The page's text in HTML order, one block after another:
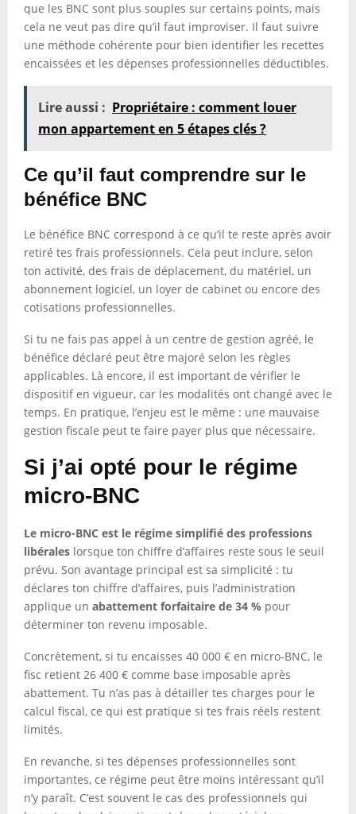
que les BNC sont plus souples sur certains points, mais
cela ne veut pas dire qu’il faut improviser. Il faut suivre
une méthode cohérente pour bien identifier les recettes
encaissées et les dépenses professionnelles déductibles.
Lire aussi : Propriétaire : comment louer
mon appartement en 5 étapes clés ?
Ce qu’il faut comprendre sur le
bénéfice BNC
Le bénéfice BNC correspond à ce qu’il te reste après avoir
retiré tes frais professionnels. Cela peut inclure, selon
ton activité, des frais de déplacement, du matériel, un
abonnement logiciel, un loyer de cabinet ou encore des
cotisations professionnelles.
Si tu ne fais pas appel à un centre de gestion agréé, le
bénéfice déclaré peut être majoré selon les règles
applicables. Là encore, il est important de vérifier le
dispositif en vigueur, car les modalités ont changé avec le
temps. En pratique, l’enjeu est le même : une mauvaise
gestion fiscale peut te faire payer plus que nécessaire.
Si j’ai opté pour le régime
micro-BNC
Le micro-BNC est le régime simplifié des professions
libérales lorsque ton chiffre d’affaires reste sous le seuil
prévu. Son avantage principal est sa simplicité : tu
déclares ton chiffre d’affaires, puis l’administration
applique un abattement forfaitaire de 34 % pour
déterminer ton revenu imposable.
Concrètement, si tu encaisses 40 000 € en micro-BNC, le
fisc retient 26 400 € comme base imposable après
abattement. Tu n’as pas à détailler tes charges pour le
calcul fiscal, ce qui est pratique si tes frais réels restent
limités.
En revanche, si tes dépenses professionnelles sont
importantes, ce régime peut être moins intéressant qu’il
n’y paraît. C’est souvent le cas des professionnels qui